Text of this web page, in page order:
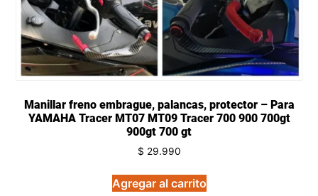
Manillar freno embrague, palancas, protector – Para
YAMAHA Tracer MT07 MT09 Tracer 700 900 700gt
900gt 700 gt
$ 29.990
Agregar al carrito